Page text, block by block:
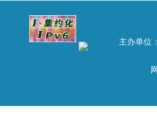
有关活动，
视野、了解
义。但随
理不善，安
主办单位